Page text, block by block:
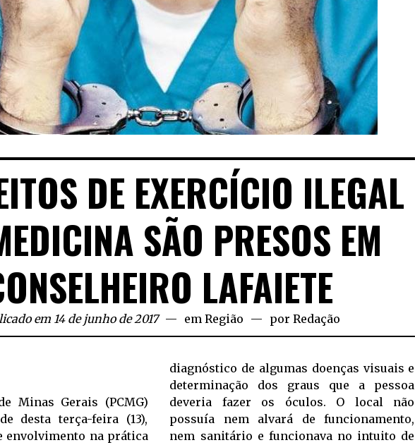
DE EXERCÍCIO ILEGAL
SÃO PRESOS EM
LAFAIETE
em 14 de junho de 2017 emRegião porRedação
Minas Gerais (PCMG)
desta terça-feira (13),
envolvimento na prática
diagnóstico de algumas doenças visuais e
determinação dos graus que a pessoa
deveria fazer os óculos. O local não
possuía nem alvará de funcionamento,
nem sanitário e funcionava no intuito de